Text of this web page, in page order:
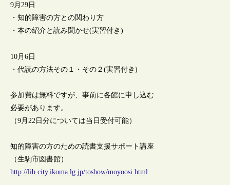
9月29日
・知的障害の方との関わり方
・本の紹介と読み聞かせ(実習付き)
10月6日
・代読の方法その１・その２(実習付き)
参加費は無料ですが、事前に各館に申し込む
必要があります。
（9月22日分については当日受付可能）
知的障害の方のための読書支援サポート講座
（生駒市図書館）
http://lib.city.ikoma.lg.jp/toshow/moyoosi.html